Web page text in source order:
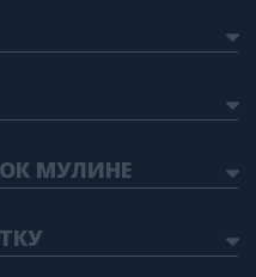
МУЛИНЕ